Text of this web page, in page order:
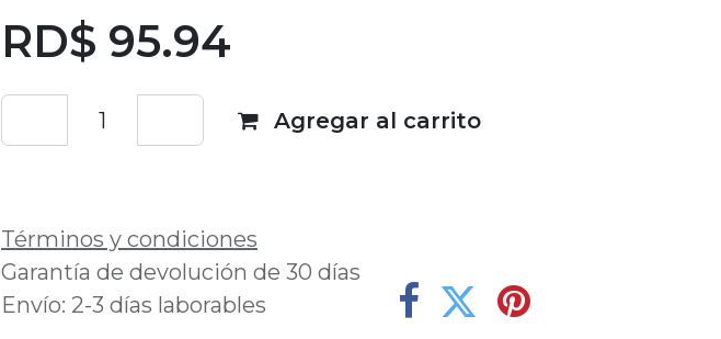
RD$ 95.94
Agregar al carrito
Términos y condiciones
Garantía de devolución de 30 días
Envío: 2-3 días laborables